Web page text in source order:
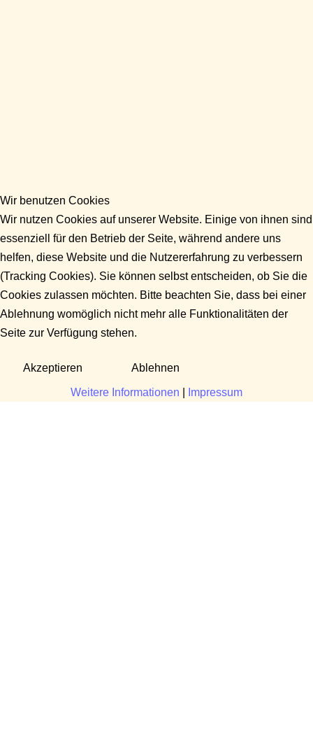
Wir benutzen Cookies
Wir nutzen Cookies auf unserer Website. Einige von ihnen sind
essenziell für den Betrieb der Seite, während andere uns
helfen, diese Website und die Nutzererfahrung zu verbessern
(Tracking Cookies). Sie können selbst entscheiden, ob Sie die
Cookies zulassen möchten. Bitte beachten Sie, dass bei einer
Ablehnung womöglich nicht mehr alle Funktionalitäten der
Seite zur Verfügung stehen.
Akzeptieren Ablehnen
Weitere Informationen Impressum